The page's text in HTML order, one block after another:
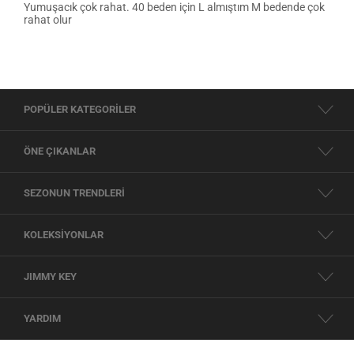
Yumuşacık çok rahat. 40 beden için L almıştım M bedende çok
rahat olur
POPÜLER KATEGORİLER
ÖNE ÇIKANLAR
SEZONUN TRENDLERİ
KOLEKSİYONLAR
JIMMY KEY
YARDIM